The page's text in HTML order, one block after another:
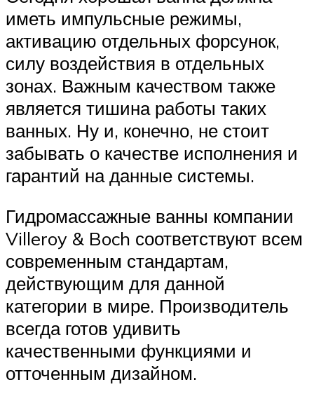
иметь импульсные режимы,
активацию отдельных форсунок,
силу воздействия в отдельных
зонах. Важным качеством также
является тишина работы таких
ванных. Ну и, конечно, не стоит
забывать о качестве исполнения и
гарантий на данные системы.
Гидромассажные ванны компании
Villeroy & Boch соответствуют всем
современным стандартам,
действующим для данной
категории в мире. Производитель
всегда готов удивить
качественными функциями и
отточенным дизайном.